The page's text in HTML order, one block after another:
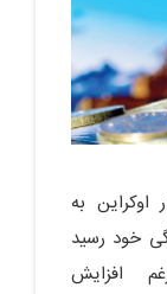
به
خود رسید
افزایش